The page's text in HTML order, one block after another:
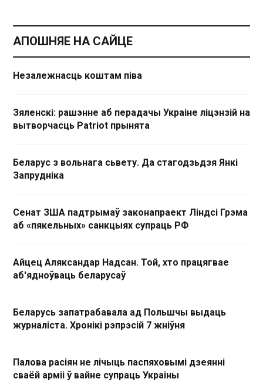
АПОШНЯЕ НА САЙЦЕ
Незалежнасць коштам піва
Зяленскі: рашэнне аб перадачы Украіне ліцэнзій на
вытворчасць Patriot прынята
Беларус з вольнага сьвету. Да стагодзьдзя Янкі
Запрудніка
Сенат ЗША падтрымаў законапраект Ліндсі Грэма
аб «пякельных» санкцыях супраць РФ
Айцец Аляксандар Надсан. Той, хто працягвае
аб'ядноўваць беларусаў
Беларусь запатрабавала ад Польшчы выдаць
журналіста. Хронікі рэпрэсій 7 жніўня
Палова расіян не лічыць паспяховымі дзеянні
сваёй арміі ў вайне супраць Украіны